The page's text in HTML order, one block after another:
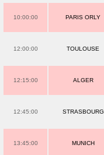
10:00:00 PARIS ORLY
12:00:00 TOULOUSE
12:15:00 ALGER
12:45:00 STRASBOURG
13:45:00 MUNICH